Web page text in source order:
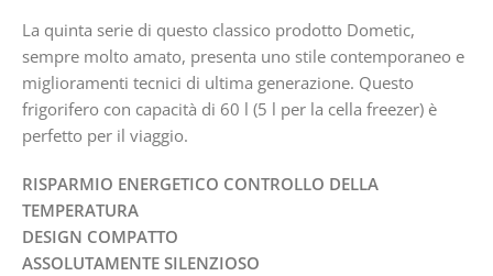
La quinta serie di questo classico prodotto Dometic,
sempre molto amato, presenta uno stile contemporaneo e
miglioramenti tecnici di ultima generazione. Questo
frigorifero con capacità di 60 l (5 l per la cella freezer) è
perfetto per il viaggio.
RISPARMIO ENERGETICO CONTROLLO DELLA
TEMPERATURA
DESIGN COMPATTO
ASSOLUTAMENTE SILENZIOSO